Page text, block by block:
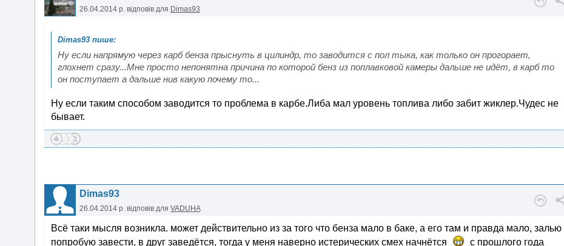
26.04.2014 р. відповів для Dimas93
Ну если напрямую через карб бенза прыснуть в цилиндр, то заводится с пол тыка, как только он прогорает,
глохнет сразу...Мне просто непонятна причина по которой бенз из поплавковой камеры дальше не идёт, в карб то
он поступает а дальше нив какую почему то...
Ну если таким способом заводится то проблема в карбе.Либа мал уровень топлива либо забит жиклер.Чудес не
бывает.
Dimas93
26.04.2014 р. відповів для VADUHA
Всё таки мысля возникла. может действительно из за того что бенза мало в баке, а его там и правда мало, залью
попробую завести, в друг заведётся, тогда у меня наверно истерических смех начнётся
с прошлого года